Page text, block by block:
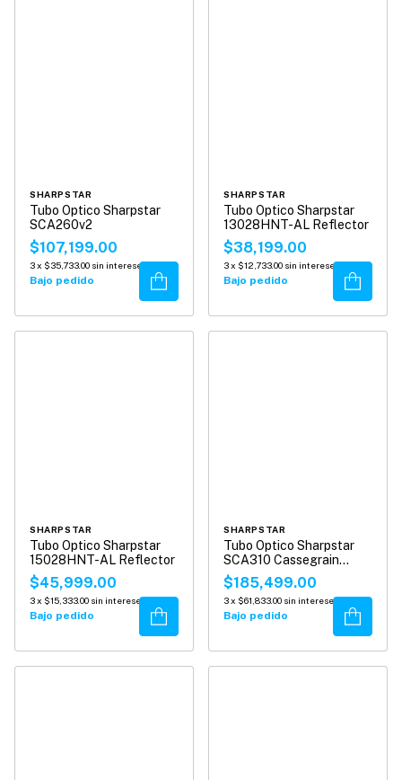
SHARPSTAR
Tubo Optico Sharpstar
SCA260v2
$107,199.00
3x $35,733.00 sin intereses
Bajo pedido Comprar
SHARPSTAR
Tubo Optico Sharpstar
13028HNT-AL Reflector
$38,199.00
3x $12,733.00 sin intereses
Bajo pedido Comprar
SHARPSTAR
Tubo Optico Sharpstar
15028HNT-AL Reflector
$45,999.00
3x $15,333.00 sin intereses
Bajo pedido Comprar
SHARPSTAR
Tubo Optico Sharpstar
SCA310 Cassegrain
Reflector
$185,499.00
3x $61,833.00 sin intereses
Bajo pedido Comprar